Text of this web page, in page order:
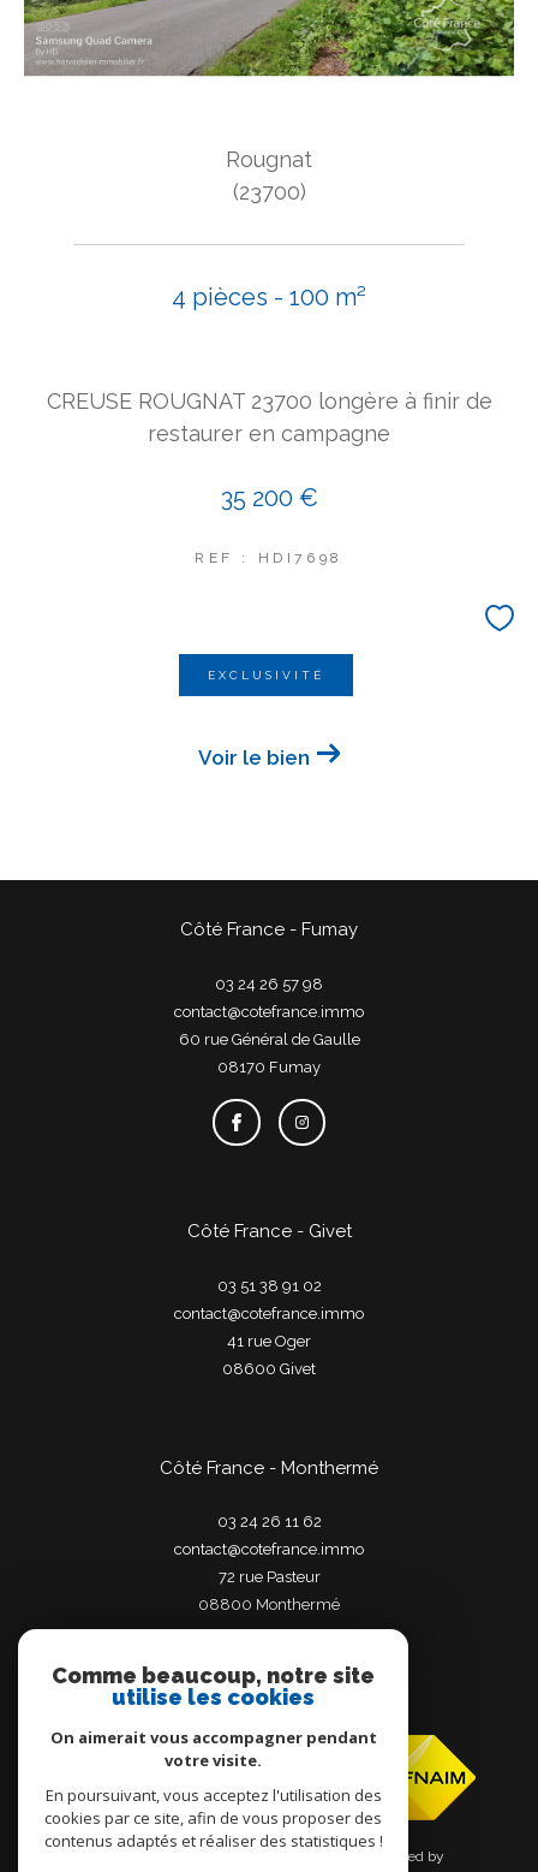
Rougnat
(23700)
4 pièces - 100 m²
CREUSE ROUGNAT 23700 longère à finir de
restaurer en campagne
35 200 €
REF : HDI7698
EXCLUSIVITÉ
Voir le bien
Côté France - Fumay
03 24 26 57 98
contact@cotefrance.immo
60 rue Général de Gaulle
08170
fumay
Côté France - Givet
03 51 38 91 02
contact@cotefrance.immo
41 rue Oger
08600
givet
Côté France - Monthermé
03 24 26 11 62
contact@cotefrance.immo
72 rue Pasteur
08800
monthermé
Adhérents
© 2026 | Tous droits réservés | Traduction powered by
Comme beaucoup, notre site
utilise les cookies
On aimerait vous accompagner pendant
votre visite.
En poursuivant, vous acceptez l'utilisation des
cookies par ce site, afin de vous proposer des
contenus adaptés et réaliser des statistiques !
Référence
PARKING
FILTRER PAR
COUPS DE COEUR
Rechercher